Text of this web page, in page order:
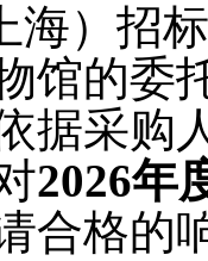
海）招
馆的委
据采购
2026年
合格的